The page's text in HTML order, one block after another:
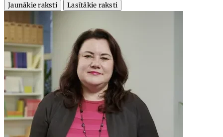
Jaunākie raksti
Lasītākie raksti